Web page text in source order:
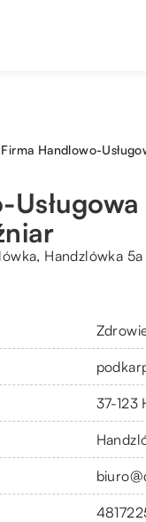
Firma Handlowo-
Handzlówka 5a
37-123